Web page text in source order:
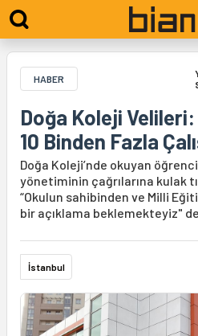
HABER
Doğa Koleji
10 Binden Fazla
Doğa Koleji’nde okuyan
yönetiminin çağrılarına kulak
“Okulun sahibinden ve Milli
bir açıklama beklemekteyiz"
İstanbul